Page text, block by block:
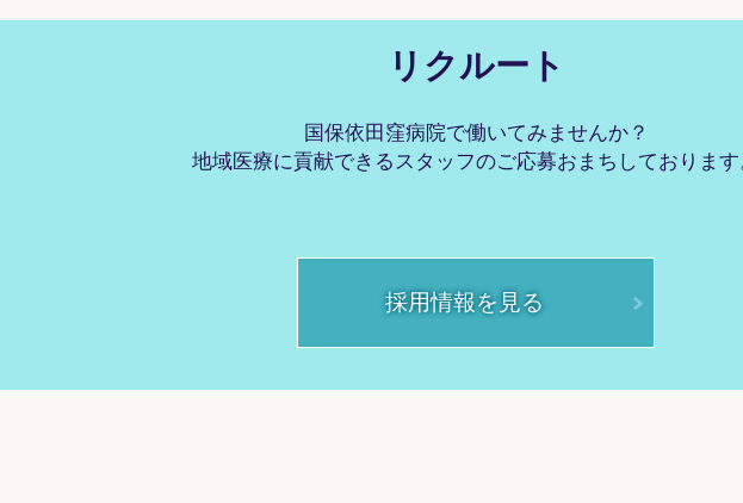
リクルート
国保依田窪病院で働いてみませんか？
地域医療に貢献できるスタッフのご応募おまちしております
採用情報を見る